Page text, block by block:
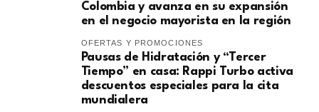
Colombia y avanza en su expansión
en el negocio mayorista en la región
OFERTAS Y PROMOCIONES
Pausas de Hidratación y “Tercer
Tiempo” en casa: Rappi Turbo activa
descuentos especiales para la cita
mundialera